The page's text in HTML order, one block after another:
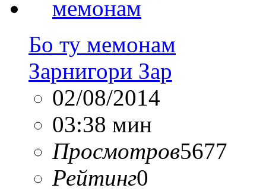
Бо ту мемонам
Зарнигори Зар
02/08/2014
03:38 мин
Просмотров5677
Рейтинг0